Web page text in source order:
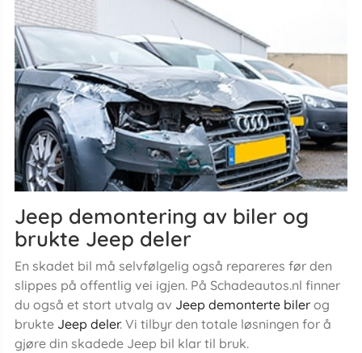
Jeep demontering av biler og
brukte Jeep deler
En skadet bil må selvfølgelig også repareres før den
slippes på offentlig vei igjen. På Schadeautos.nl finner
du også et stort utvalg av Jeep demonterte bilerog
brukte Jeep deler. Vi tilbyr den totale løsningen for å
gjøre din skadede Jeep bil klar til bruk.